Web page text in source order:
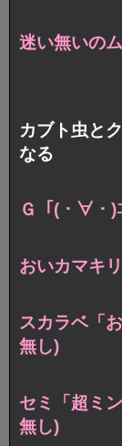
迷い無いの
カブト虫と
なる
Ｇ「(・∀・
おいカマキ
スカラベ「
無し)
セミ「超ミ
無し)